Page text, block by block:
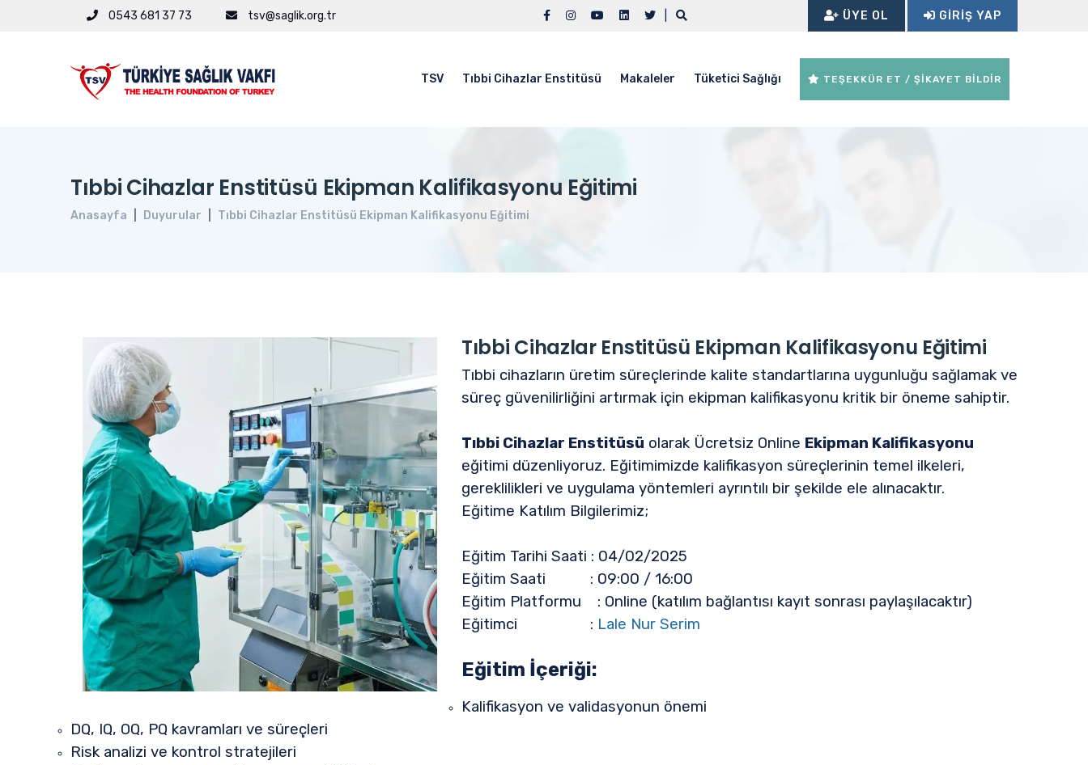
0543 681 37 73 tsv@saglik.org.tr ÜYE OL GIRIŞ YAP
TSV Tıbbi Cihazlar Enstitüsü Makaleler Tüketici Sağlığı TEŞEKKÜR ET / ŞİKAYET BİLDİR
Tıbbi Cihazlar Enstitüsü Ekipman Kalifikasyonu Eğitimi
Anasayfa Duyurular Tıbbi Cihazlar Enstitüsü Ekipman Kalifikasyonu Eğitimi
Tıbbi Cihazlar Enstitüsü Ekipman Kalifikasyonu Eğitimi
Tıbbi cihazların üretim süreçlerinde kalite standartlarına uygunluğu sağlamak ve
süreç güvenilirliğini artırmak için ekipman kalifikasyonu kritik bir öneme sahiptir.
Tıbbi Cihazlar Enstitüsü olarak Ücretsiz Online Ekipman Kalifikasyonu
eğitimi düzenliyoruz. Eğitimimizde kalifikasyon süreçlerinin temel ilkeleri,
gereklilikleri ve uygulama yöntemleri ayrıntılı bir şekilde ele alınacaktır.
Eğitime Katılım Bilgilerimiz;
Eğitim Tarihi Saati : 04/02/2025
Eğitim Saati : 09:00 / 16:00
Eğitim Platformu : Online (katılım bağlantısı kayıt sonrası paylaşılacaktır)
Eğitimci : Lale Nur Serim
Eğitim İçeriği:
Kalifikasyon ve validasyonun önemi
DQ, IQ, OQ, PQ kavramları ve süreçleri
Risk analizi ve kontrol stratejileri